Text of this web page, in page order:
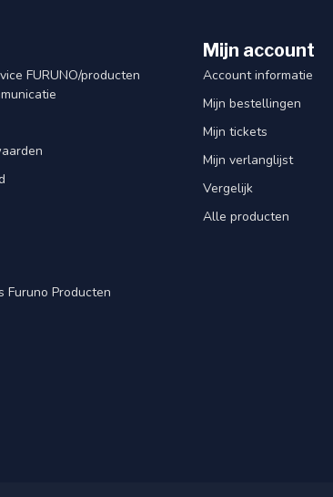
FURUNO/producten
Furuno Producten
Mijn account
Account informatie
Mijn bestellingen
Mijn tickets
Mijn verlanglijst
Vergelijk
Alle producten